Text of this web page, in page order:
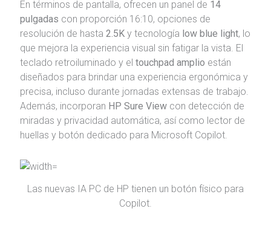
En términos de pantalla, ofrecen un panel de 14
pulgadas con proporción 16:10, opciones de
resolución de hasta 2.5Ky tecnología low blue light, lo
que mejora la experiencia visual sin fatigar la vista. El
teclado retroiluminado y el touchpad amplio están
diseñados para brindar una experiencia ergonómica y
precisa, incluso durante jornadas extensas de trabajo.
Además, incorporan HP Sure Viewcon detección de
miradas y privacidad automática, así como lector de
huellas y botón dedicado para Microsoft Copilot.
Las nuevas IA PC de HP tienen un botón físico para
Copilot.